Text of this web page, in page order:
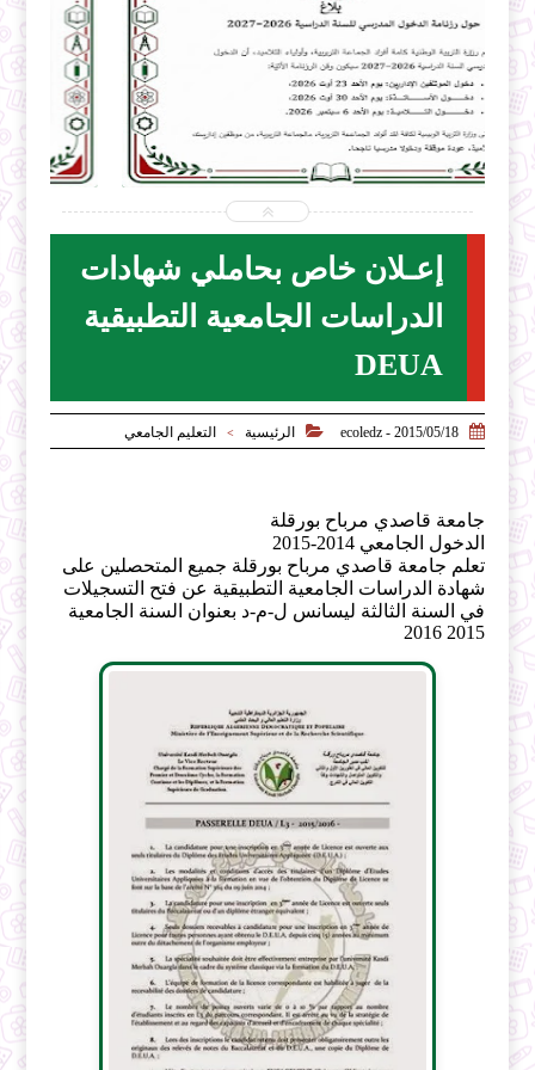
2026-07-31
ecoledz.net
شاهد الموضوع
إعـلان خاص بحاملي شهادات
الدراسات الجامعية التطبيقية
DEUA

2015/05/18 - ecoledz
 الرئيسية > التعليم الجامعي
جامعة قاصدي مرباح بورقلة
الدخول الجامعي 2014-2015
تعلم جامعة قاصدي مرباح بورقلة جميع المتحصلين على
شهادة الدراسات الجامعية التطبيقية عن فتح التسجيلات
في السنة الثالثة ليسانس ل-م-د بعنوان السنة الجامعية
2015 2016